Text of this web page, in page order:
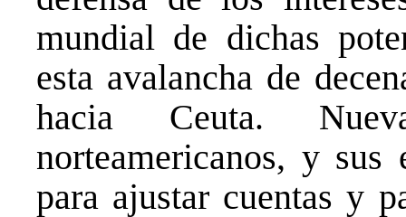
mundial de dichas
esta avalancha de
hacia Ceuta.
norteamericanos, y
para ajustar cuentas y